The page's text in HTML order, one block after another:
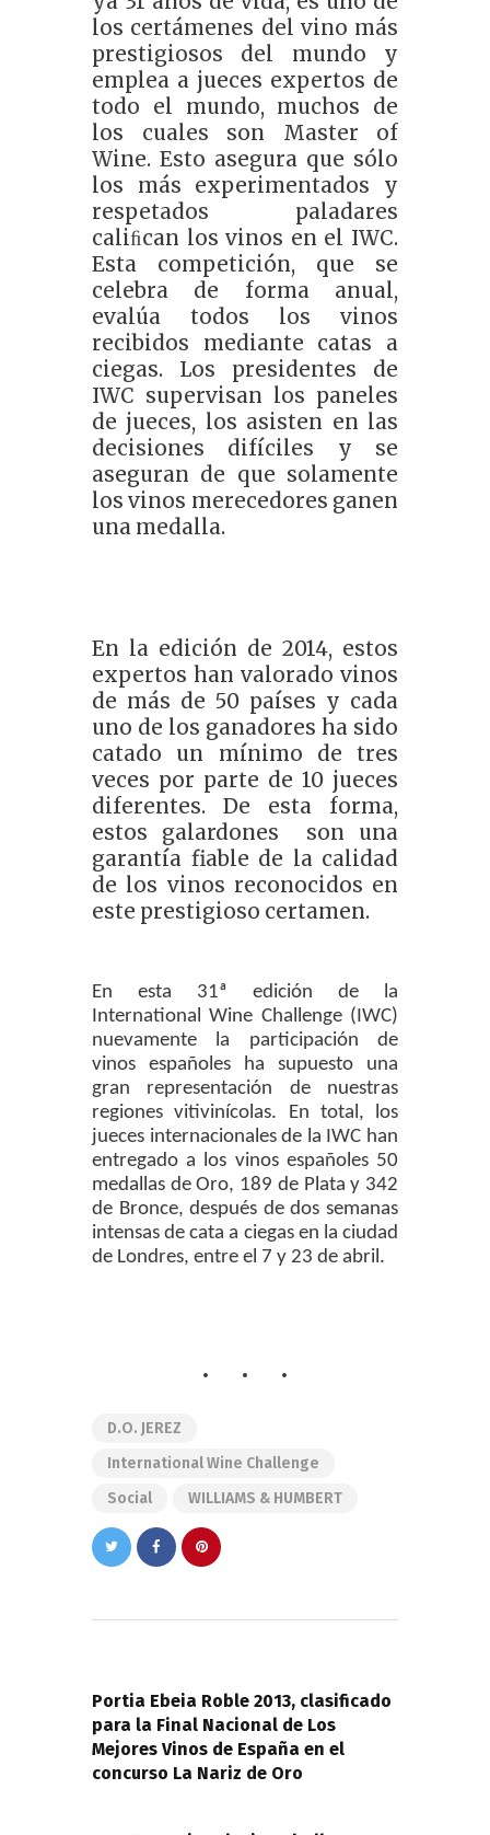
los certámenes del vino más
prestigiosos del mundo y
emplea a jueces expertos de
todo el mundo, muchos de
los cuales son Master of
Wine. Esto asegura que sólo
los más experimentados y
respetados paladares
caliﬁcan los vinos en el IWC.
Esta competición, que se
celebra de forma anual,
evalúa todos los vinos
recibidos mediante catas a
ciegas. Los presidentes de
IWC supervisan los paneles
de jueces, los asisten en las
decisiones difíciles y se
aseguran de que solamente
los vinos merecedores ganen
una medalla.
En la edición de 2014, estos
expertos han valorado vinos
de más de 50 países y cada
uno de los ganadores ha sido
catado un mínimo de tres
veces por parte de 10 jueces
diferentes. De esta forma,
estos galardones son una
garantía fiable de la calidad
de los vinos reconocidos en
este prestigioso certamen.
En esta 31ª edición de la
International Wine Challenge (IWC)
nuevamente la participación de
vinos españoles ha supuesto una
gran representación de nuestras
regiones vitivinícolas. En total, los
jueces internacionales de la IWC han
entregado a los vinos españoles 50
medallas de Oro, 189 de Plata y 342
de Bronce, después de dos semanas
intensas de cata a ciegas en la ciudad
de Londres, entre el 7 y 23 de abril.
D.O. JEREZ
International Wine Challenge
Social
WILLIAMS & HUMBERT
entradas
Portia Ebeia Roble 2013, clasificado
para la Final Nacional de Los
Mejores Vinos de España en el
concurso La Nariz de Oro